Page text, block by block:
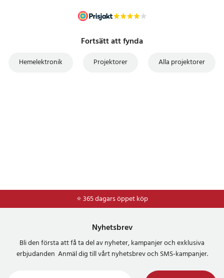
Fortsätt att fynda
Hemelektronik Projektorer Alla projektorer
⭐ 365 dagars öppet köp
⭐Frakt 49kr *
Nyhetsbrev
Bli den första att få ta del av nyheter, kampanjer och exklusiva
erbjudanden Anmäl dig till vårt nyhetsbrev och SMS-kampanjer.